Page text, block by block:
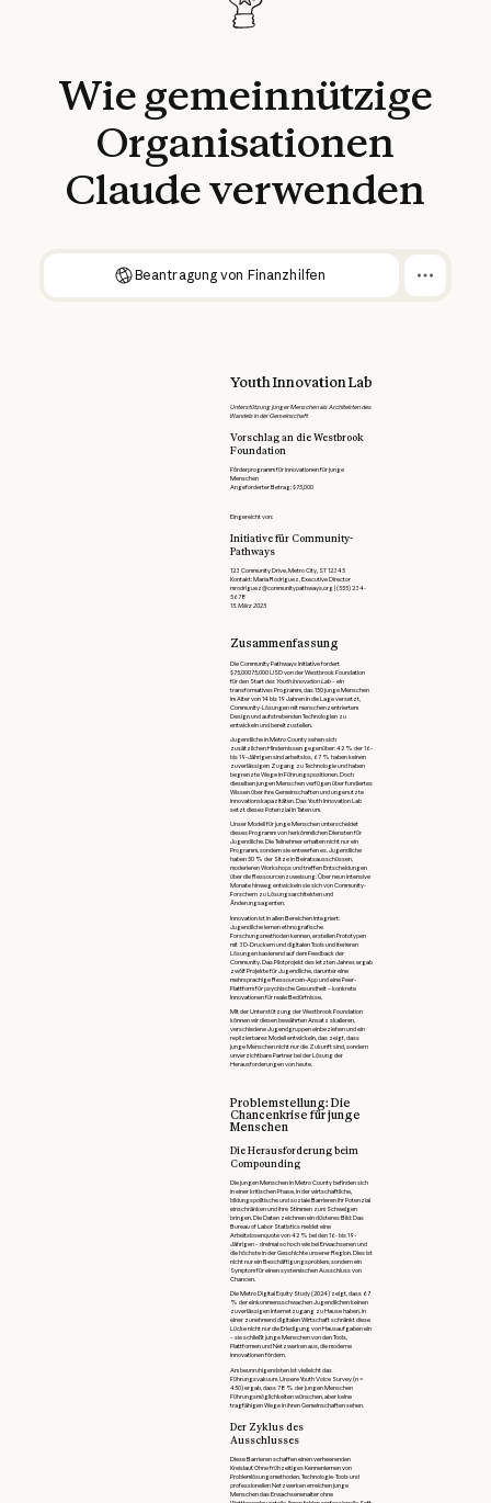
Wie gemeinnützige
Organisationen
Claudeverwenden
Beantragung von Finanzhilfen
Youth Innovation Lab
Unterstützung junger Menschen als Architekten des
Wandels in der Gemeinschaft
Vorschlag an die Westbrook
Foundation
Förderprogramm für Innovationen für junge
Menschen
Angeforderter Betrag: $75,000
Eingereicht von:
Initiative für Community-
Pathways
123 Community Drive, Metro City, ST 12345
Kontakt: Maria Rodriguez, Executive Director
mrodriguez@communitypathways.org | (555) 234-
5678
15. März 2025
Zusammenfassung
Die Community Pathways Initiative fordert
$75,00075.000 USD von der Westbrook Foundation
für den Start desYouth Innovation Lab– ein
transformatives Programm, das 150 junge Menschen
im Alter von 14 bis 19 Jahren in die Lage versetzt,
Community-Lösungen mit menschenzentriertem
Design und aufstrebenden Technologien zu
entwickeln und bereitzustellen.
Jugendliche in Metro County sehen sich
zusätzlichen Hindernissen gegenüber: 42 % der 16-
bis 19-Jährigen sind arbeitslos, 67 % haben keinen
zuverlässigen Zugang zu Technologie und haben
begrenzte Wege in Führungspositionen. Doch
dieselben jungen Menschen verfügen über fundiertes
Wissen über ihre Gemeinschaften und ungenutzte
Innovationskapazitäten. Das Youth Innovation Lab
setzt dieses Potenzial in Taten um.
Unser Modell für junge Menschen unterscheidet
dieses Programm von herkömmlichen Diensten für
Jugendliche. Die Teilnehmer erhalten nicht nur ein
Programm, sondern sie entwerfen es. Jugendliche
haben 50 % der Sitze in Beiratsausschüssen,
moderieren Workshops und treffen Entscheidungen
über die Ressourcenzuweisung. Über neun intensive
Monate hinweg entwickeln sie sich von Community-
Forschern zu Lösungsarchitekten und
Änderungsagenten.
Innovation ist in allen Bereichen integriert:
Jugendliche lernen ethnografische
Forschungsmethoden kennen, erstellen Prototypen
mit 3D-Druckern und digitalen Tools und iterieren
Lösungen basierend auf dem Feedback der
Community. Das Pilotprojekt des letzten Jahres ergab
zwölf Projekte für Jugendliche, darunter eine
mehrsprachige Ressourcen-App und eine Peer-
Plattform für psychische Gesundheit – konkrete
Innovationen für reale Bedürfnisse.
Mit der Unterstützung der Westbrook Foundation
können wir diesen bewährten Ansatz skalieren,
verschiedene Jugendgruppen einbeziehen und ein
replizierbares Modell entwickeln, das zeigt, dass
junge Menschen nicht nur die Zukunft sind, sondern
unverzichtbare Partner bei der Lösung der
Herausforderungen von heute.
Problemstellung: Die
Chancenkrise für junge
Menschen
Die Herausforderung beim
Compounding
Die jungen Menschen in Metro County befinden sich
in einer kritischen Phase, in der wirtschaftliche,
bildungspolitische und soziale Barrieren ihr Potenzial
einschränken und ihre Stimmen zum Schweigen
bringen. Die Daten zeichnen ein düsteres Bild: Das
Bureau of Labor Statistics meldet eine
Arbeitslosenquote von 42 % bei den 16- bis 19-
Jährigen – dreimal so hoch wie bei Erwachsenen und
die höchste in der Geschichte unserer Region. Dies ist
nicht nur ein Beschäftigungsproblem, sondern ein
Symptom für einen systemischen Ausschluss von
Chancen.
Die Metro Digital Equity Study (2024) zeigt, dass 67
% der einkommensschwachen Jugendlichen keinen
zuverlässigen Internetzugang zu Hause haben. In
einer zunehmend digitalen Wirtschaft schränkt diese
Lücke nicht nur die Erledigung von Hausaufgaben ein
– sie schließt junge Menschen von den Tools,
Plattformen und Netzwerken aus, die moderne
Innovationen fördern.
Am beunruhigendsten ist vielleicht das
Führungsvakuum. Unsere Youth Voice Survey (n =
450) ergab, dass 78 % der jungen Menschen
Führungsmöglichkeiten wünschen, aber keine
tragfähigen Wege in ihren Gemeinschaften sehen.
Der Zyklus des
Ausschlusses
Diese Barrieren schaffen einen verheerenden
Kreislauf. Ohne frühzeitiges Kennenlernen von
Problemlösungsmethoden, Technologie-Tools und
professionellen Netzwerken erreichen junge
Menschen das Erwachsenenalter ohne